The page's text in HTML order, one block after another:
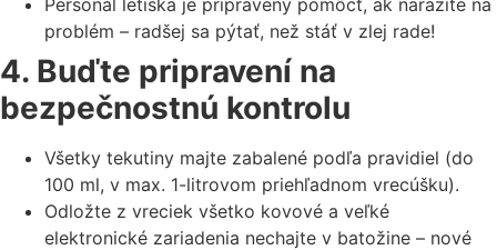
problém – radšej sa pýtať, než stáť v zlej rade!
4. Buďte pripravení na
bezpečnostnú kontrolu
Všetky tekutiny majte zabalené podľa pravidiel (do
100 ml, v max. 1-litrovom priehľadnom vrecúšku).
Odložte z vreciek všetko kovové a veľké
elektronické zariadenia nechajte v batožine – nové